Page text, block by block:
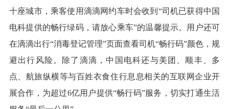
十座城市，乘客使用滴滴网约车时会收到“司机已获得中国
电科提供的畅行绿码，请放心乘车”的温馨提示。用户还可
在滴滴出行“消毒登记管理”页面查看司机“畅行码”颜色，规
避出行风险。除了滴滴，中国电科还与美团、顺丰、多
点、航旅纵横等与百姓衣食住行息息相关的互联网企业开
展合作，为超过6亿用户提供“畅行码”服务，切实打通生活